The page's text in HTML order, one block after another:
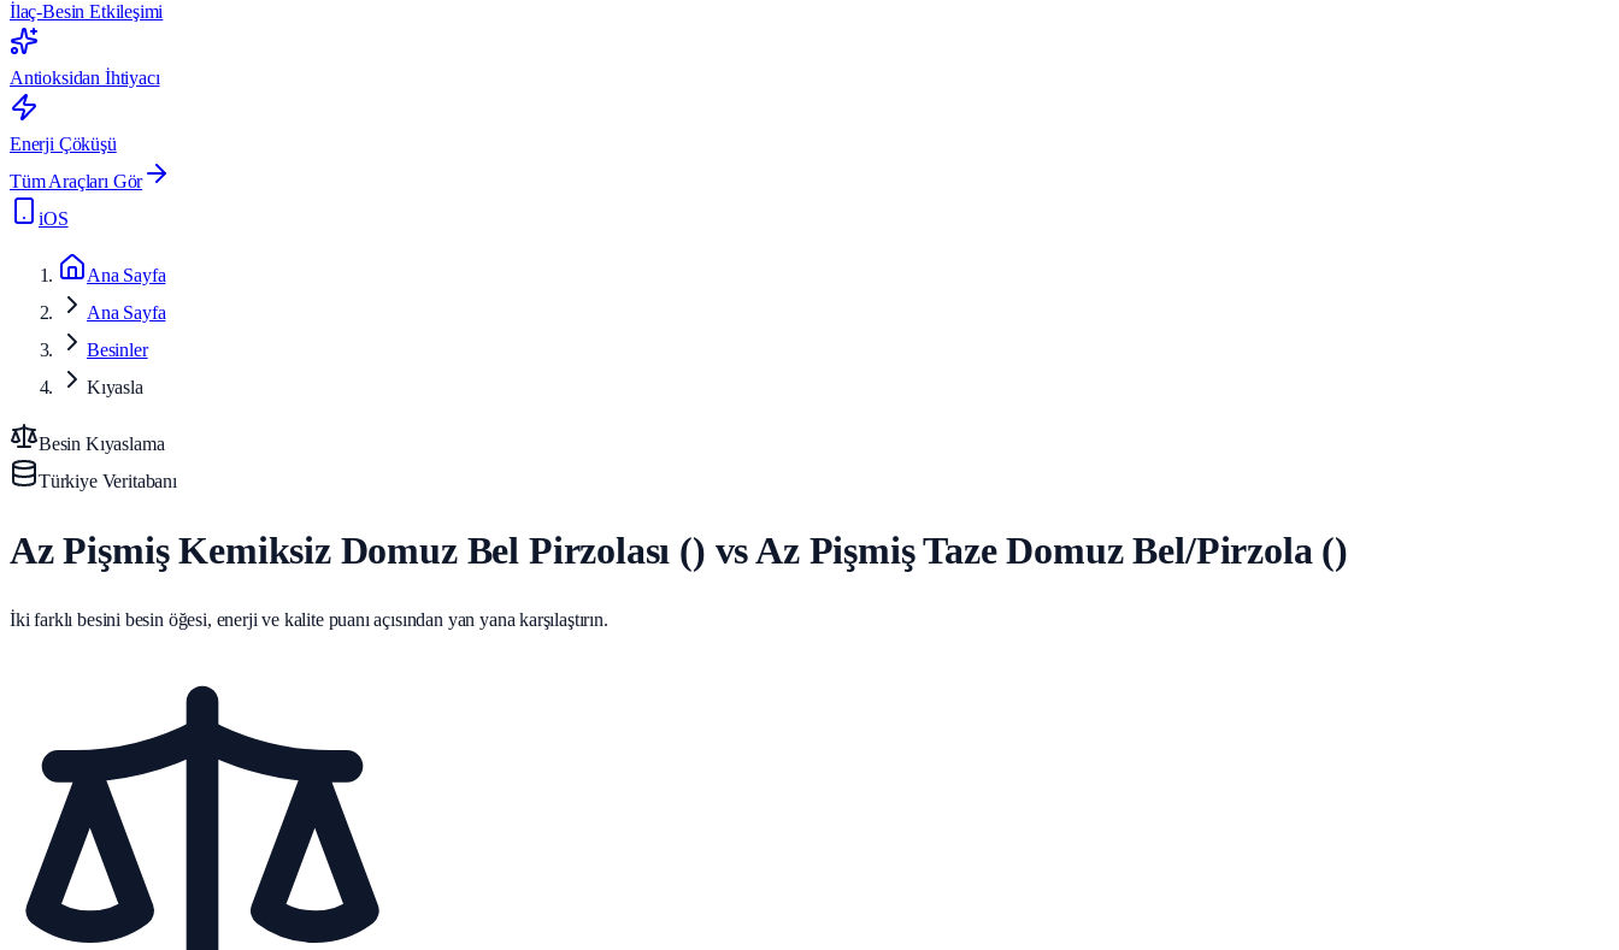
İlaç-Besin Etkileşimi
Antioksidan İhtiyacı
Enerji Çöküşü
Tüm Araçları Gör
iOS
Ana Sayfa
Ana Sayfa
Besinler
Kıyasla
Besin Kıyaslama
Türkiye Veritabanı
Az Pişmiş Kemiksiz Domuz Bel Pirzolası () vs Az Pişmiş Taze Domuz Bel/Pirzola ()
İki farklı besini besin öğesi, enerji ve kalite puanı açısından yan yana karşılaştırın.